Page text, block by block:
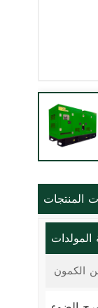
المنتجات
الكمون